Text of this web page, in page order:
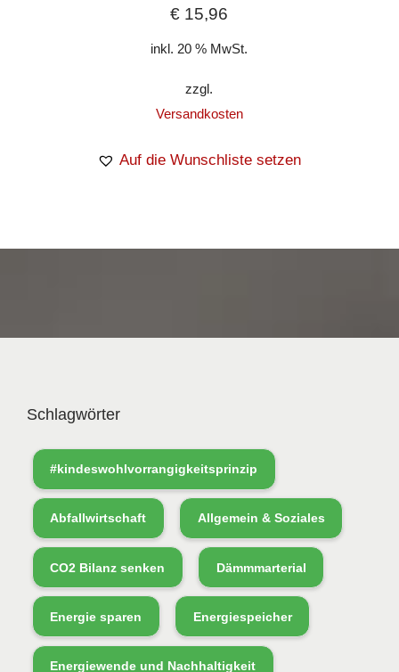
€ 15,96
inkl. 20 % MwSt.
zzgl.
Versandkosten
Auf die Wunschliste setzen
Schlagwörter
#kindeswohlvorrangigkeitsprinzip
Abfallwirtschaft Allgemein & Soziales
CO2 Bilanz senken Dämmmarterial
Energie sparen Energiespeicher
Energiewende und Nachhaltigkeit